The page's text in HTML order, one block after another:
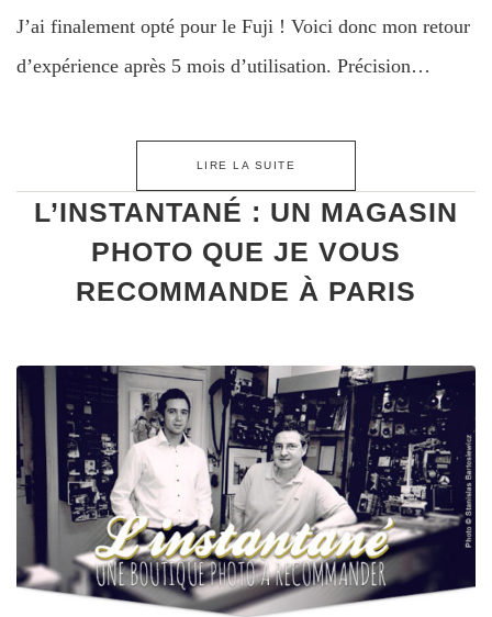
J’ai finalement opté pour le Fuji ! Voici donc mon retour
d’expérience après 5 mois d’utilisation. Précision…
LIRE LA SUITE
L’INSTANTANÉ : UN MAGASIN
PHOTO QUE JE VOUS
RECOMMANDE À PARIS